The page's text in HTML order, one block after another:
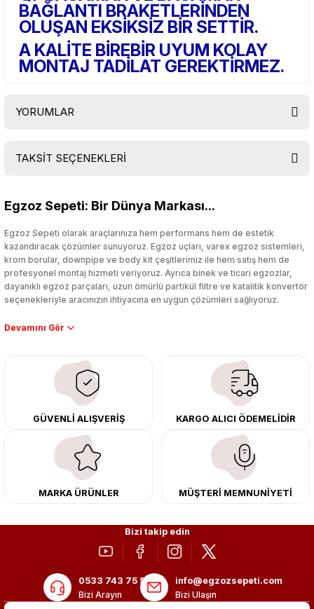
BAĞLANTI BRAKETLERİNDEN
OLUŞAN EKSİKSİZ BİR SETTİR.
A KALİTE BİREBİR UYUM KOLAY
MONTAJ TADİLAT GEREKTİRMEZ.
YORUMLAR
TAKSİT SEÇENEKLERİ
Egzoz Sepeti: Bir Dünya Markası...
Egzoz Sepeti olarak araçlarınıza hem performans hem de estetik
kazandıracak çözümler sunuyoruz. Egzoz uçları, varex egzoz sistemleri,
krom borular, downpipe ve body kit çeşitlerimiz ile hem satış hem de
profesyonel montaj hizmeti veriyoruz. Ayrıca binek ve ticari egzozlar,
dayanıklı egzoz parçaları, uzun ömürlü partikül filtre ve katalitik konvertör
seçenekleriyle aracınızın ihtiyacına en uygun çözümleri sağlıyoruz.
Performans artışı isteyen sürücüler için özel performans egzozları ve
çıkma orijinal ürünler ile yenileyebilir, body kit uygulamalarıyla aracınızın
tasarımını ve aerodinamisini üst seviyeye taşıyabilirsiniz.
Tüm ürünlerimiz orijinal, dayanıklı ve uzun ömürlüdür. İstanbul’daki montaj
merkezimizde profesyonel montaj yapıyor, Türkiye’nin her yerine güvenli
kargo ile teslimat gerçekleştiriyoruz. Aracınıza değer katmak için doğru
adres: Egzoz Sepeti.
GÜVENLİ ALIŞVERİŞ KARGO ALICI ÖDEMELİDİR
MARKA ÜRÜNLER MÜŞTERİ MEMNUNİYETİ
Bizi takip edin
0533 743 75 56
Bizi Arayın
info@egzozsepeti.com
Bizi Ulaşın